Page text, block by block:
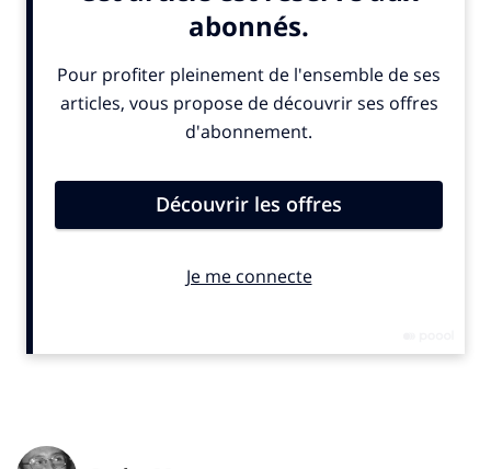
Solide sur ses appuis économiques – et ses nouvelles
sceptiques –, la Commission européenne a voté
mercredi dernier pour que la part des énergies
renouvelables dans le mix énergétique de l’Union
actuellement, un objectif énoncé pour la première fois
en mars dernier au début de l’invasion. Mais ce n’est
secteurs des transports, de la construction, du
chauffage ou du refroidissement urbain ont également
nouvelle directive relative à l’efficacité énergétique a